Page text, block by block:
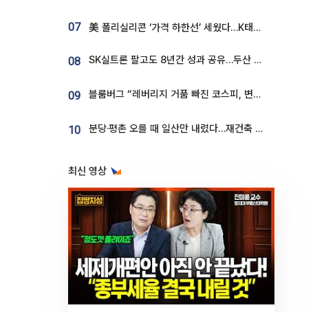
07 美 폴리실리콘 ‘가격 하한선’ 세웠다…K태양광 수혜 기대
08 SK실트론 팔고도 8년간 성과 공유…두산 인수대금 2.3조가 끝 아냐
09 블룸버그 “레버리지 거품 빠진 코스피, 변동성 최악 국면 지났을 가능성”
10 분당·평촌 오를 때 일산만 내렸다…재건축 기대감도 ‘무색’
최신 영상